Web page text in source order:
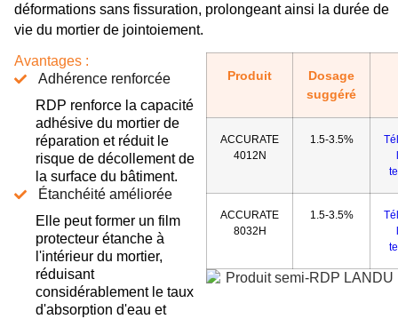
déformations sans fissuration, prolongeant ainsi la durée de
vie du mortier de jointoiement.
Avantages :
Adhérence renforcée
RDP renforce la capacité
adhésive du mortier de
réparation et réduit le
risque de décollement de
la surface du bâtiment.
Étanchéité améliorée
Elle peut former un film
protecteur étanche à
l'intérieur du mortier,
réduisant
considérablement le taux
d'absorption d'eau et
Produit
Dosage
suggéré
ACCURATE
4012N
1.5-3.5%
ACCURATE
8032H
1.5-3.5%